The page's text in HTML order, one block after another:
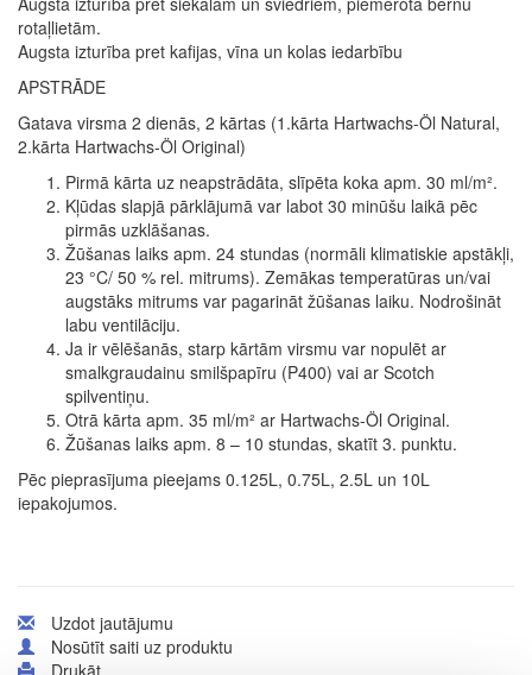
rotaļlietām.
Augsta izturība pret kafijas, vīna un kolas iedarbību
APSTRĀDE
Gatava virsma 2 dienās, 2 kārtas (1.kārta Hartwachs-Öl Natural,
2.kārta Hartwachs-Öl Original)
Pirmā kārta uz neapstrādāta, slīpēta koka apm. 30 ml/m².
Kļūdas slapjā pārklājumā var labot 30 minūšu laikā pēc
pirmās uzklāšanas.
Žūšanas laiks apm. 24 stundas (normāli klimatiskie apstākļi,
23 °C/ 50 % rel. mitrums). Zemākas temperatūras un/vai
augstāks mitrums var pagarināt žūšanas laiku. Nodrošināt
labu ventilāciju.
Ja ir vēlēšanās, starp kārtām virsmu var nopulēt ar
smalkgraudainu smilšpapīru (P400) vai ar Scotch
spilventiņu.
Otrā kārta apm. 35 ml/m² ar Hartwachs-Öl Original.
Žūšanas laiks apm. 8 – 10 stundas, skatīt 3. punktu.
Pēc pieprasījuma pieejams 0.125L, 0.75L, 2.5L un 10L
iepakojumos.
Uzdot jautājumu
Nosūtīt saiti uz produktu
Drukāt